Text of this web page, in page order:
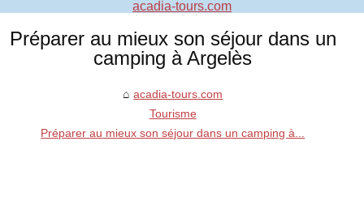
Préparer au mieux son séjour dans un
camping à Argelès
acadia-tours.com
Tourisme
Préparer au mieux son séjour dans un camping à...
acadia-tours.com